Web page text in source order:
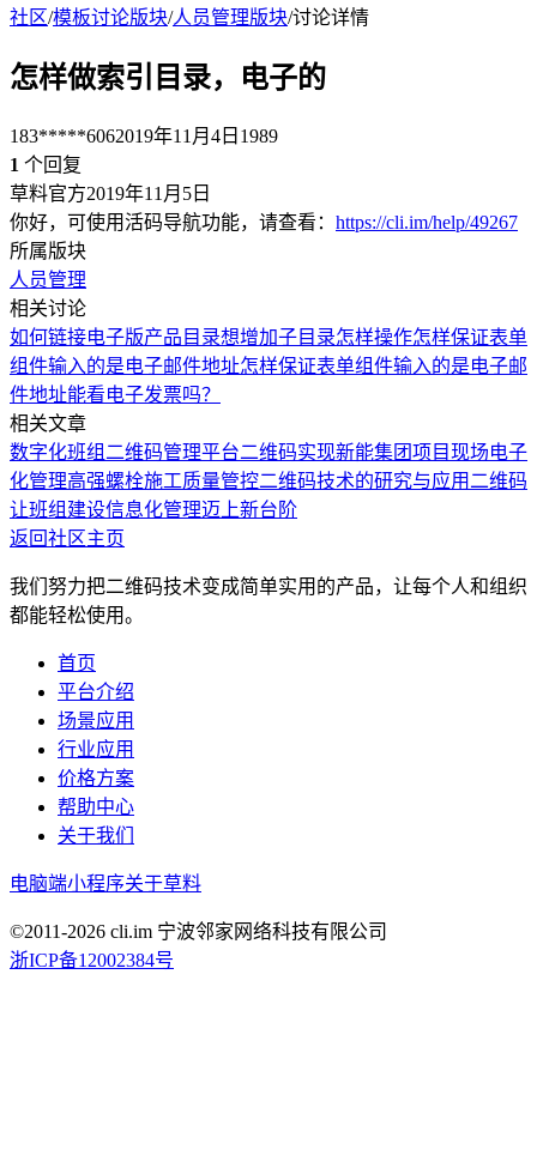
社区/模板讨论版块/人员管理版块/讨论详情
怎样做索引目录，电子的
183*****6062019年11月4日 1989
1 个回复
草料官方2019年11月5日
你好，可使用活码导航功能，请查看： https://cli.im/help/49267
所属版块
人员管理
相关讨论
如何链接电子版产品目录想增加子目录怎样操作怎样保证表单
组件输入的是电子邮件地址怎样保证表单组件输入的是电子邮
件地址能看电子发票吗？
相关文章
数字化班组二维码管理平台二维码实现新能集团项目现场电子
化管理高强螺栓施工质量管控二维码技术的研究与应用 二维码
让班组建设信息化管理迈上新台阶
返回社区主页
我们努力把二维码技术变成简单实用的产品，让每个人和组织
都能轻松使用。
首页
平台介绍
场景应用
行业应用
价格方案
帮助中心
关于我们
电脑端小程序关于草料
©2011-2026 cli.im 宁波邻家网络科技有限公司
浙ICP备12002384号